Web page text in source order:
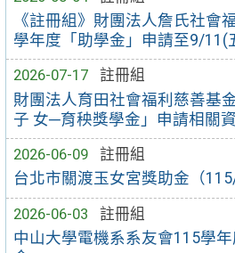
《註冊組》財團法人詹氏社會
學年度「助學金」申請至9/11(
2026-07-17
註冊組
財團法人育田社會福利慈善基
子 女─育秧獎學金」申請相關
2026-06-09
註冊組
台北市關渡玉女宮獎助金（
2026-06-03
註冊組
中山大學電機系系友會115學